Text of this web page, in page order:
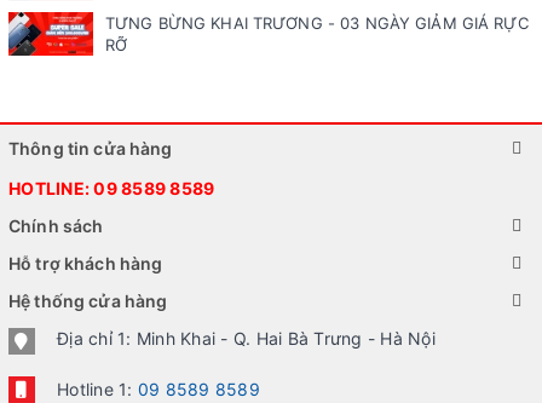
TƯNG BỪNG KHAI TRƯƠNG - 03 NGÀY GIẢM GIÁ RỰC
RỠ
Thông tin cửa hàng
HOTLINE:09 8589 8589
Chính sách
Hỗ trợ khách hàng
Hệ thống cửa hàng
Địa chỉ 1: Minh Khai - Q. Hai Bà Trưng - Hà Nội
Hotline 1: 09 8589 8589